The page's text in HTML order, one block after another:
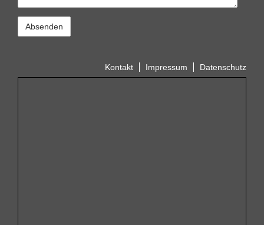
Kontakt Impressum Datenschutz